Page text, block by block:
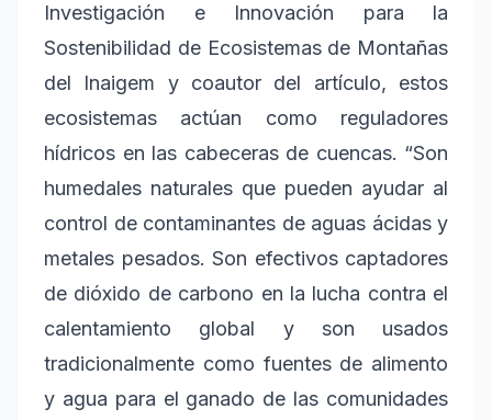
Investigación e Innovación para la
Sostenibilidad de Ecosistemas de Montañas
del Inaigem y coautor del artículo, estos
ecosistemas actúan como reguladores
hídricos en las cabeceras de cuencas. “Son
humedales naturales que pueden ayudar al
control de contaminantes de aguas ácidas y
metales pesados. Son efectivos captadores
de dióxido de carbono en la lucha contra el
calentamiento global y son usados
tradicionalmente como fuentes de alimento
y agua para el ganado de las comunidades